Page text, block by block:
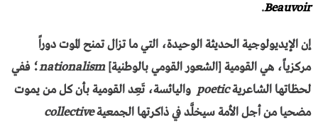
Beauvoir
.
إن الإيديولوجية الحديثة الوحيدة، التي ما تزال تمنح الموت دوراً
مركزياً، هي القومية [الشعور القومي بالوطنية]nationalism؛ ففي
لحظاتها الشاعريةpoetic واليائسة، تَعِد القومية بأن كل من يموت
مضحيا من أجل الأمة سيخلَّد في ذاكرتها الجمعيةcollective